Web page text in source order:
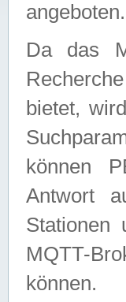
angeboten.
Da das
bietet,
können
Antwort
Stationen
MQTT-
können.